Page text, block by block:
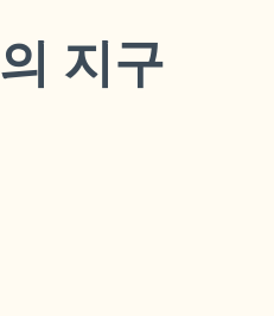
의 지구